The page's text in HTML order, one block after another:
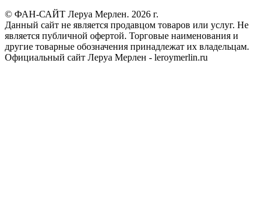
© ФАН-САЙТ Леруа Мерлен. 2026 г.
Данный сайт не является продавцом товаров или услуг. Не
является публичной офертой. Торговые наименования и
другие товарные обозначения принадлежат их владельцам.
Официальный сайт Леруа Мерлен - leroymerlin.ru